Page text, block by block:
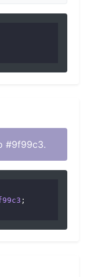
#9f99c3.
;